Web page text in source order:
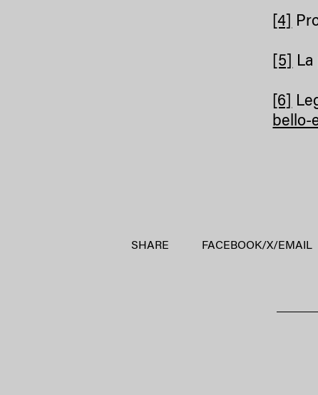
[4]
[5]
[6]
bello-
SHARE FACEBOOK/X/ EMAIL